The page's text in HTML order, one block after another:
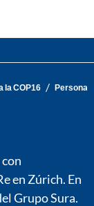
la COP16 /
en Zúrich. En
Grupo Sura.